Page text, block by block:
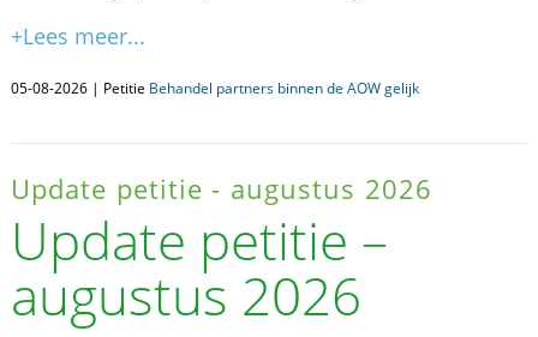
+Lees meer...
05-08-2026 | Petitie Behandel partners binnen de AOW gelijk
Update petitie - augustus 2026
Update petitie –
augustus 2026